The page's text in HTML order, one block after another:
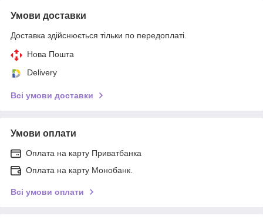
Умови доставки
Доставка здійснюється тільки по передоплаті.
Нова Пошта
Delivery
Всі умови доставки
Умови оплати
Оплата на карту Приватбанка
Оплата на карту Монобанк.
Всі умови оплати